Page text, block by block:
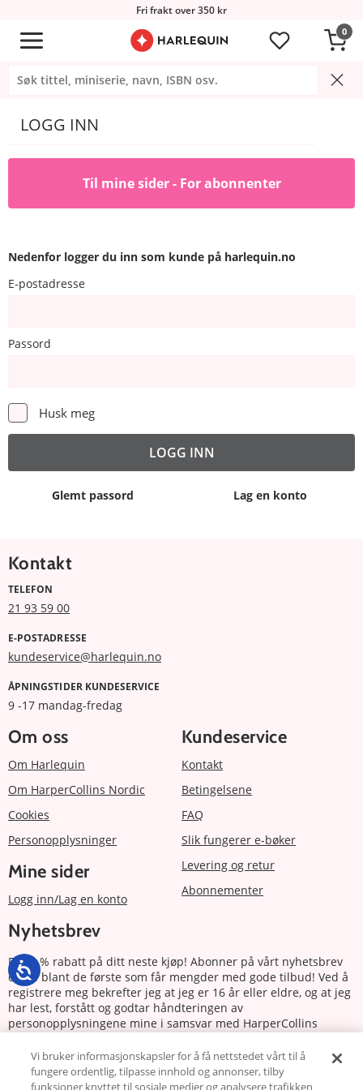
Fri frakt over 350 kr
0
LOGG INN
Til mine sider - For abonnenter
Nedenfor logger du inn som kunde på harlequin.no
E-postadresse
Passord
Husk meg
Glemt passord Lag en konto
Kontakt
TELEFON
21 93 59 00
E-POSTADRESSE
kundeservice@harlequin.no
ÅPNINGSTIDER KUNDESERVICE
9 -17 mandag-fredag
Om oss
Om Harlequin
Om HarperCollins Nordic
Cookies
Personopplysninger
Mine sider
Logg inn/Lag en konto
Kundeservice
Kontakt
Betingelsene
FAQ
Slik fungerer e-bøker
Levering og retur
Abonnementer
Nyhetsbrev
Få 20 % rabatt på ditt neste kjøp! Abonner på vårt nyhetsbrev
og bli blant de første som får mengder med gode tilbud! Ved å
registrere meg bekrefter jeg at jeg er 16 år eller eldre, og at jeg
har lest, forstått og godtar håndteringen av
personopplysningene mine i samsvar med HarperCollins
Abonnere
Vi bruker informasjonskapsler for å få nettstedet vårt til å
fungere ordentlig, tilpasse innhold og annonser, tilby
funksjoner knyttet til sosiale medier og analysere trafikken